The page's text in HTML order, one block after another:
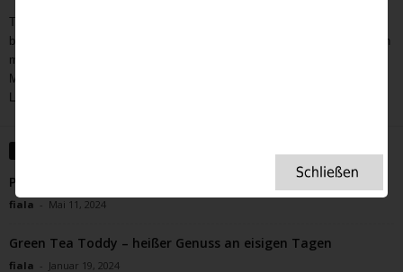
Teatime als wichtiger und immer noch unerschöpflicher Bestandteil der
britischen Kultur bietet Gelegenheit zum Austausch auf vielen Ebenen. In
meine Teatime gehören Gespräche,
Menschen außerhalb des Rampenlichts, die aber Besonderes in ihrem
Leben geleistet haben, Menschen, die eine Inspiration für uns sind.
Pink Gin, ein Schluck Geschichte in jedem Glas
fiala - Mai 11, 2024
Green Tea Toddy – heißer Genuss an eisigen Tagen
fiala - Januar 19, 2024